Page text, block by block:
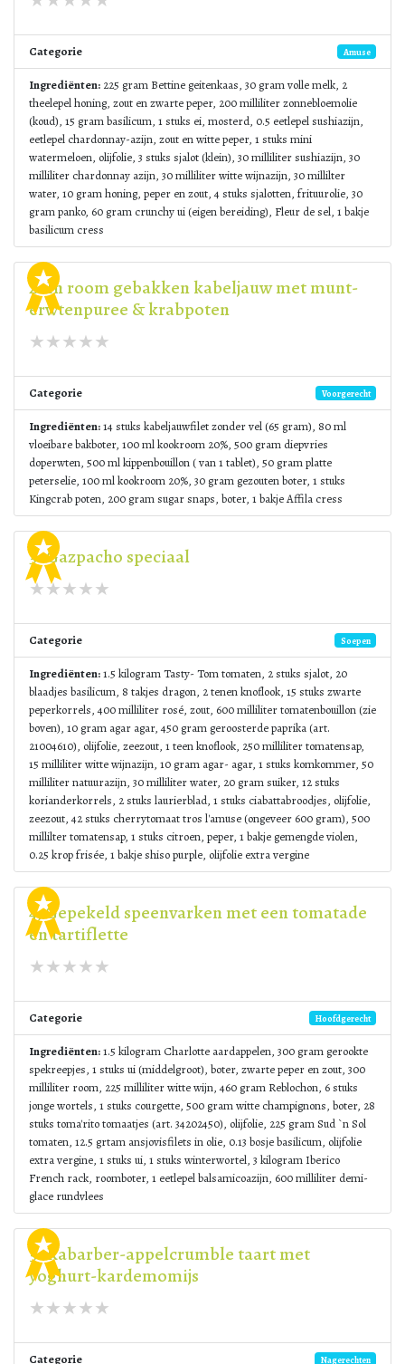
Categorie Amuse
Ingrediënten: 225 gram Bettine geitenkaas, 30 gram volle melk, 2
theelepel honing, zout en zwarte peper, 200 milliliter zonnebloemolie
(koud), 15 gram basilicum, 1 stuks ei, mosterd, 0.5 eetlepel sushiazijn,
eetlepel chardonnay-azijn, zout en witte peper, 1 stuks mini
watermeloen, olijfolie, 3 stuks sjalot (klein), 30 milliliter sushiazijn, 30
milliliter chardonnay azijn, 30 milliliter witte wijnazijn, 30 millilter
water, 10 gram honing, peper en zout, 4 stuks sjalotten, frituurolie, 30
gram panko, 60 gram crunchy ui (eigen bereiding), Fleur de sel, 1 bakje
basilicum cress
2. In room gebakken kabeljauw met munt-
erwtenpuree & krabpoten
Categorie Voorgerecht
Ingrediënten:14 stuks kabeljauwfilet zonder vel (65 gram), 80 ml
vloeibare bakboter, 100 ml kookroom 20%, 500 gram diepvries
doperwten, 500 ml kippenbouillon ( van 1 tablet), 50 gram platte
peterselie, 100 ml kookroom 20%, 30 gram gezouten boter, 1 stuks
Kingcrab poten, 200 gram sugar snaps, boter, 1 bakje Affila cress
3. Gazpacho speciaal
Categorie Soepen
Ingrediënten:1.5 kilogram Tasty- Tom tomaten, 2 stuks sjalot, 20
blaadjes basilicum, 8 takjes dragon, 2 tenen knoflook, 15 stuks zwarte
peperkorrels, 400 milliliter rosé, zout, 600 milliliter tomatenbouillon (zie
boven), 10 gram agar agar, 450 gram geroosterde paprika (art.
21004610), olijfolie, zeezout, 1 teen knoflook, 250 milliliter tomatensap,
15 milliliter witte wijnazijn, 10 gram agar- agar, 1 stuks komkommer, 50
milliliter natuurazijn, 30 milliliter water, 20 gram suiker, 12 stuks
korianderkorrels, 2 stuks laurierblad, 1 stuks ciabattabroodjes, olijfolie,
zeezout, 42 stuks cherrytomaat tros l'amuse (ongeveer 600 gram), 500
millilter tomatensap, 1 stuks citroen, peper, 1 bakje gemengde violen,
0.25 krop frisée, 1 bakje shiso purple, olijfolie extra vergine
4, Gepekeld speenvarken met een tomatade
en tartiflette
Categorie Hoofdgerecht
Ingrediënten:1.5 kilogram Charlotte aardappelen, 300 gram gerookte
spekreepjes, 1 stuks ui (middelgroot), boter, zwarte peper en zout, 300
milliliter room, 225 milliliter witte wijn, 460 gram Reblochon, 6 stuks
jonge wortels, 1 stuks courgette, 500 gram witte champignons, boter, 28
stuks toma'rito tomaatjes (art. 34202450), olijfolie, 225 gram Sud `n Sol
tomaten, 12.5 grtam ansjovisfilets in olie, 0.13 bosje basilicum, olijfolie
extra vergine, 1 stuks ui, 1 stuks winterwortel, 3 kilogram Iberico
French rack, roomboter, 1 eetlepel balsamicoazijn, 600 milliliter demi-
glace rundvlees
5. Rabarber-appelcrumble taart met
yoghurt-kardemomijs
Categorie Nagerechten